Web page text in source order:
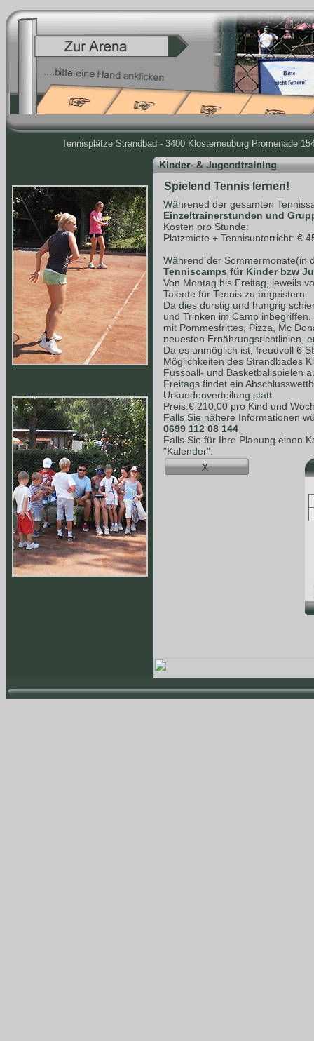
Tennisplätze Strandbad - 3400 Klosterneuburg Promenade
Spielend Tennis lernen!
Währened der gesamten
Einzeltrainerstunden und
Kosten pro Stunde:
Platzmiete + Tennisunterricht: €
Während der Sommermonate(in
Tenniscamps für Kinder bzw
Von Montag bis Freitag, jeweils
Talente für Tennis zu begeistern.
Da dies durstig und hungrig
und Trinken im Camp
mit Pommesfrittes, Pizza, Mc
neuesten Ernährungsrichtlinien,
Da es unmöglich ist, freudvoll 6
Möglichkeiten des Strandbades
Fussball- und Basketballspielen
Freitags findet ein
Urkundenverteilung statt.
Preis:€ 210,00 pro Kind und
Falls Sie nähere Informationen
0699 112 08 144
Falls Sie für Ihre Planung einen
"Kalender".